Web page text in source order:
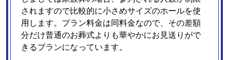
されますので比較的に小さめサイズのホールを使
用します。プラン料金は同料金なので、その差額
分だけ普通のお葬式よりも華やかにお見送りがで
きるプランになっています。